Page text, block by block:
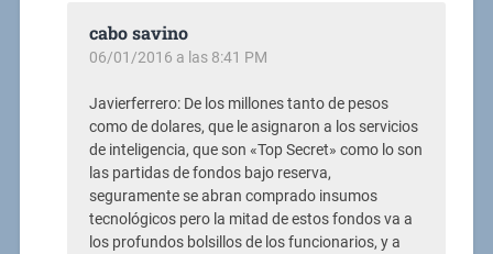
cabo savino
06/01/2016 a las 8:41 PM
Javierferrero: De los millones tanto de pesos
como de dolares, que le asignaron a los servicios
de inteligencia, que son «Top Secret» como lo son
las partidas de fondos bajo reserva,
seguramente se abran comprado insumos
tecnológicos pero la mitad de estos fondos va a
los profundos bolsillos de los funcionarios, y a